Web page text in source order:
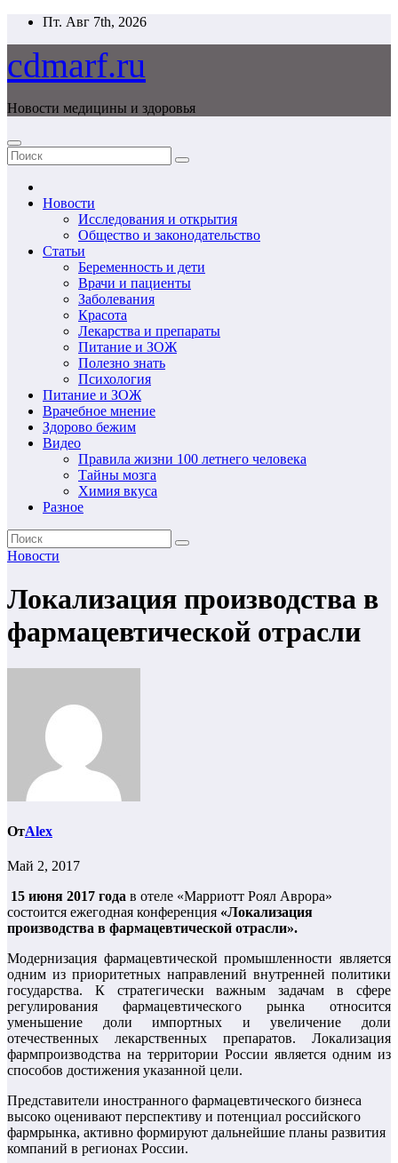
Перейти
содержимому
Пт. Авг 7th, 2026
cdmarf.ru
Новости медицины и здоровья
Новости
Исследования и открытия
Общество и законодательство
Статьи
Беременность и дети
Врачи и пациенты
Заболевания
Красота
Лекарства и препараты
Питание и ЗОЖ
Полезно знать
Психология
Питание и ЗОЖ
Врачебное мнение
Здорово бежим
Видео
Правила жизни 100 летнего человека
Тайны мозга
Химия вкуса
Разное
Новости
Локализация производства в
фармацевтической отрасли
ОтAlex
Май 2, 2017
15 июня 2017 года в отеле «Марриотт Роял Аврора»
состоится ежегодная конференция «Локализация
производства в фармацевтической отрасли».
Модернизация фармацевтической промышленности является
одним из приоритетных направлений внутренней политики
государства. К стратегически важным задачам в сфере
регулирования фармацевтического рынка относится
уменьшение доли импортных и увеличение доли
отечественных лекарственных препаратов. Локализация
фармпроизводства на территории России является одним из
способов достижения указанной цели.
Представители иностранного фармацевтического бизнеса
высоко оценивают перспективу и потенциал российского
фармрынка, активно формируют дальнейшие планы развития
компаний в регионах России.